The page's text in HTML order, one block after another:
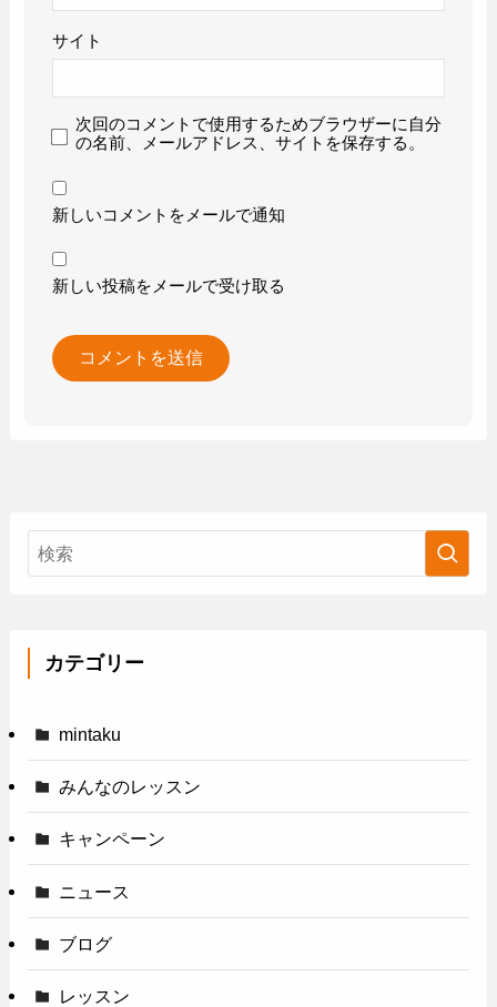
サイト
次回のコメントで使用するためブラウザーに自分
の名前、メールアドレス、サイトを保存する。
新しいコメントをメールで通知
新しい投稿をメールで受け取る
カテゴリー
mintaku
みんなのレッスン
キャンペーン
ニュース
ブログ
レッスン